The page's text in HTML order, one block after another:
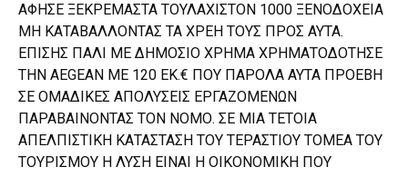
ΑΦΗΣΕ ΞΕΚΡΕΜΑΣΤΑ ΤΟΥΛΑΧΙΣΤΟΝ 1000 ΞΕΝΟΔΟΧΕΙΑ
ΜΗ ΚΑΤΑΒΑΛΛΟΝΤΑΣ ΤΑ ΧΡΕΗ ΤΟΥΣ ΠΡΟΣ ΑΥΤΑ.
ΕΠΙΣΗΣ ΠΑΛΙ ΜΕ ΔΗΜΟΣΙΟ ΧΡΗΜΑ ΧΡΗΜΑΤΟΔΟΤΗΣΕ
ΤΗΝ AEGEAN ΜΕ 120 ΕΚ.€ ΠΟΥ ΠΑΡΟΛΑ ΑΥΤΑ ΠΡΟΕΒΗ
ΣΕ ΟΜΑΔΙΚΕΣ ΑΠΟΛΥΣΕΙΣ ΕΡΓΑΖΟΜΕΝΩΝ
ΠΑΡΑΒΑΙΝΟΝΤΑΣ ΤΟΝ ΝΟΜΟ. ΣΕ ΜΙΑ ΤΕΤΟΙΑ
ΑΠΕΛΠΙΣΤΙΚΗ ΚΑΤΑΣΤΑΣΗ ΤΟΥ ΤΕΡΑΣΤΙΟΥ ΤΟΜΕΑ ΤΟΥ
ΤΟΥΡΙΣΜΟΥ Η ΛΥΣΗ ΕΙΝΑΙ Η ΟΙΚΟΝΟΜΙΚΗ ΠΟΥ